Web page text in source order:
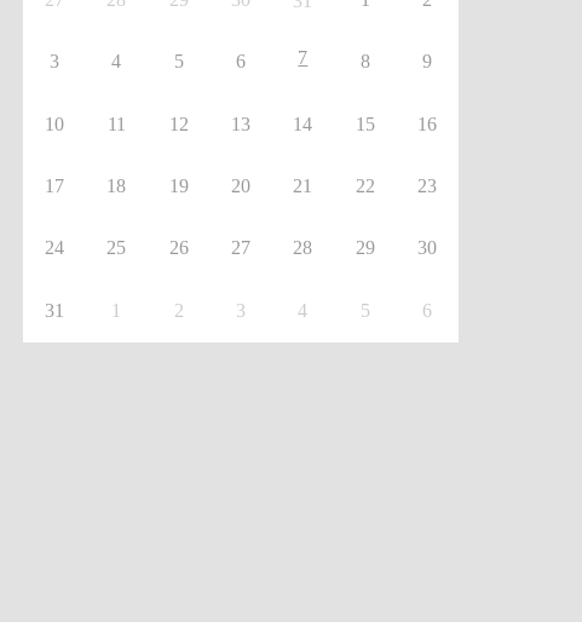
3 4 5 6 7 8 9
10 11 12 13 14 15 16
17 18 19 20 21 22 23
24 25 26 27 28 29 30
31 1 2 3 4 5 6